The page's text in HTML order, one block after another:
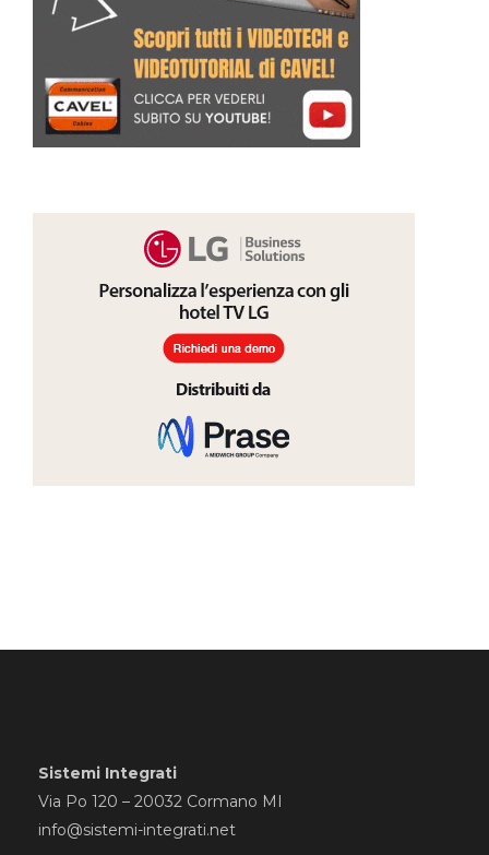
Sistemi Integrati
Via Po 120 – 20032 Cormano MI
info@sistemi-integrati.net